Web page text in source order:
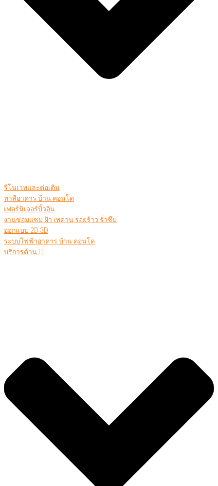
รีโนเวทและต่อเติม
ทาสีอาคาร บ้าน คอนโด
เฟอร์นิเจอร์บิ้วอิน
งานซ่อมแซม ฝ้า เพดาน รอยร้าว รั่วซึม
ออกแบบ 2D 3D
ระบบไฟฟ้าอาคาร บ้าน คอนโด
บริการด้าน IT